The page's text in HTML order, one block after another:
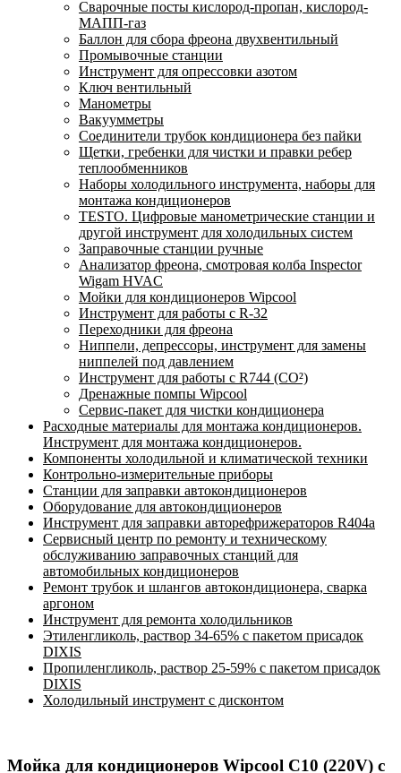
Сварочные посты кислород-пропан, кислород-
МАПП-газ
Баллон для сбора фреона двухвентильный
Промывочные станции
Инструмент для опрессовки азотом
Ключ вентильный
Манометры
Вакуумметры
Соединители трубок кондиционера без пайки
Щетки, гребенки для чистки и правки ребер
теплообменников
Наборы холодильного инструмента, наборы для
монтажа кондиционеров
TESTO. Цифровые манометрические станции и
другой инструмент для холодильных систем
Заправочные станции ручные
Анализатор фреона, смотровая колба Inspector
Wigam HVAC
Мойки для кондиционеров Wipcool
Инструмент для работы с R-32
Переходники для фреона
Ниппели, депрессоры, инструмент для замены
ниппелей под давлением
Инструмент для работы с R744 (CO²)
Дренажные помпы Wipcool
Сервис-пакет для чистки кондиционера
Расходные материалы для монтажа кондиционеров.
Инструмент для монтажа кондиционеров.
Компоненты холодильной и климатической техники
Контрольно-измерительные приборы
Станции для заправки автокондиционеров
Оборудование для автокондиционеров
Инструмент для заправки авторефрижераторов R404a
Сервисный центр по ремонту и техническому
обслуживанию заправочных станций для
автомобильных кондиционеров
Ремонт трубок и шлангов автокондиционера, сварка
аргоном
Инструмент для ремонта холодильников
Этиленгликоль, раствор 34-65% с пакетом присадок
DIXIS
Пропиленгликоль, раствор 25-59% с пакетом присадок
DIXIS
Холодильный инструмент с дисконтом
Мойка для кондиционеров Wipcool C10 (220V) с